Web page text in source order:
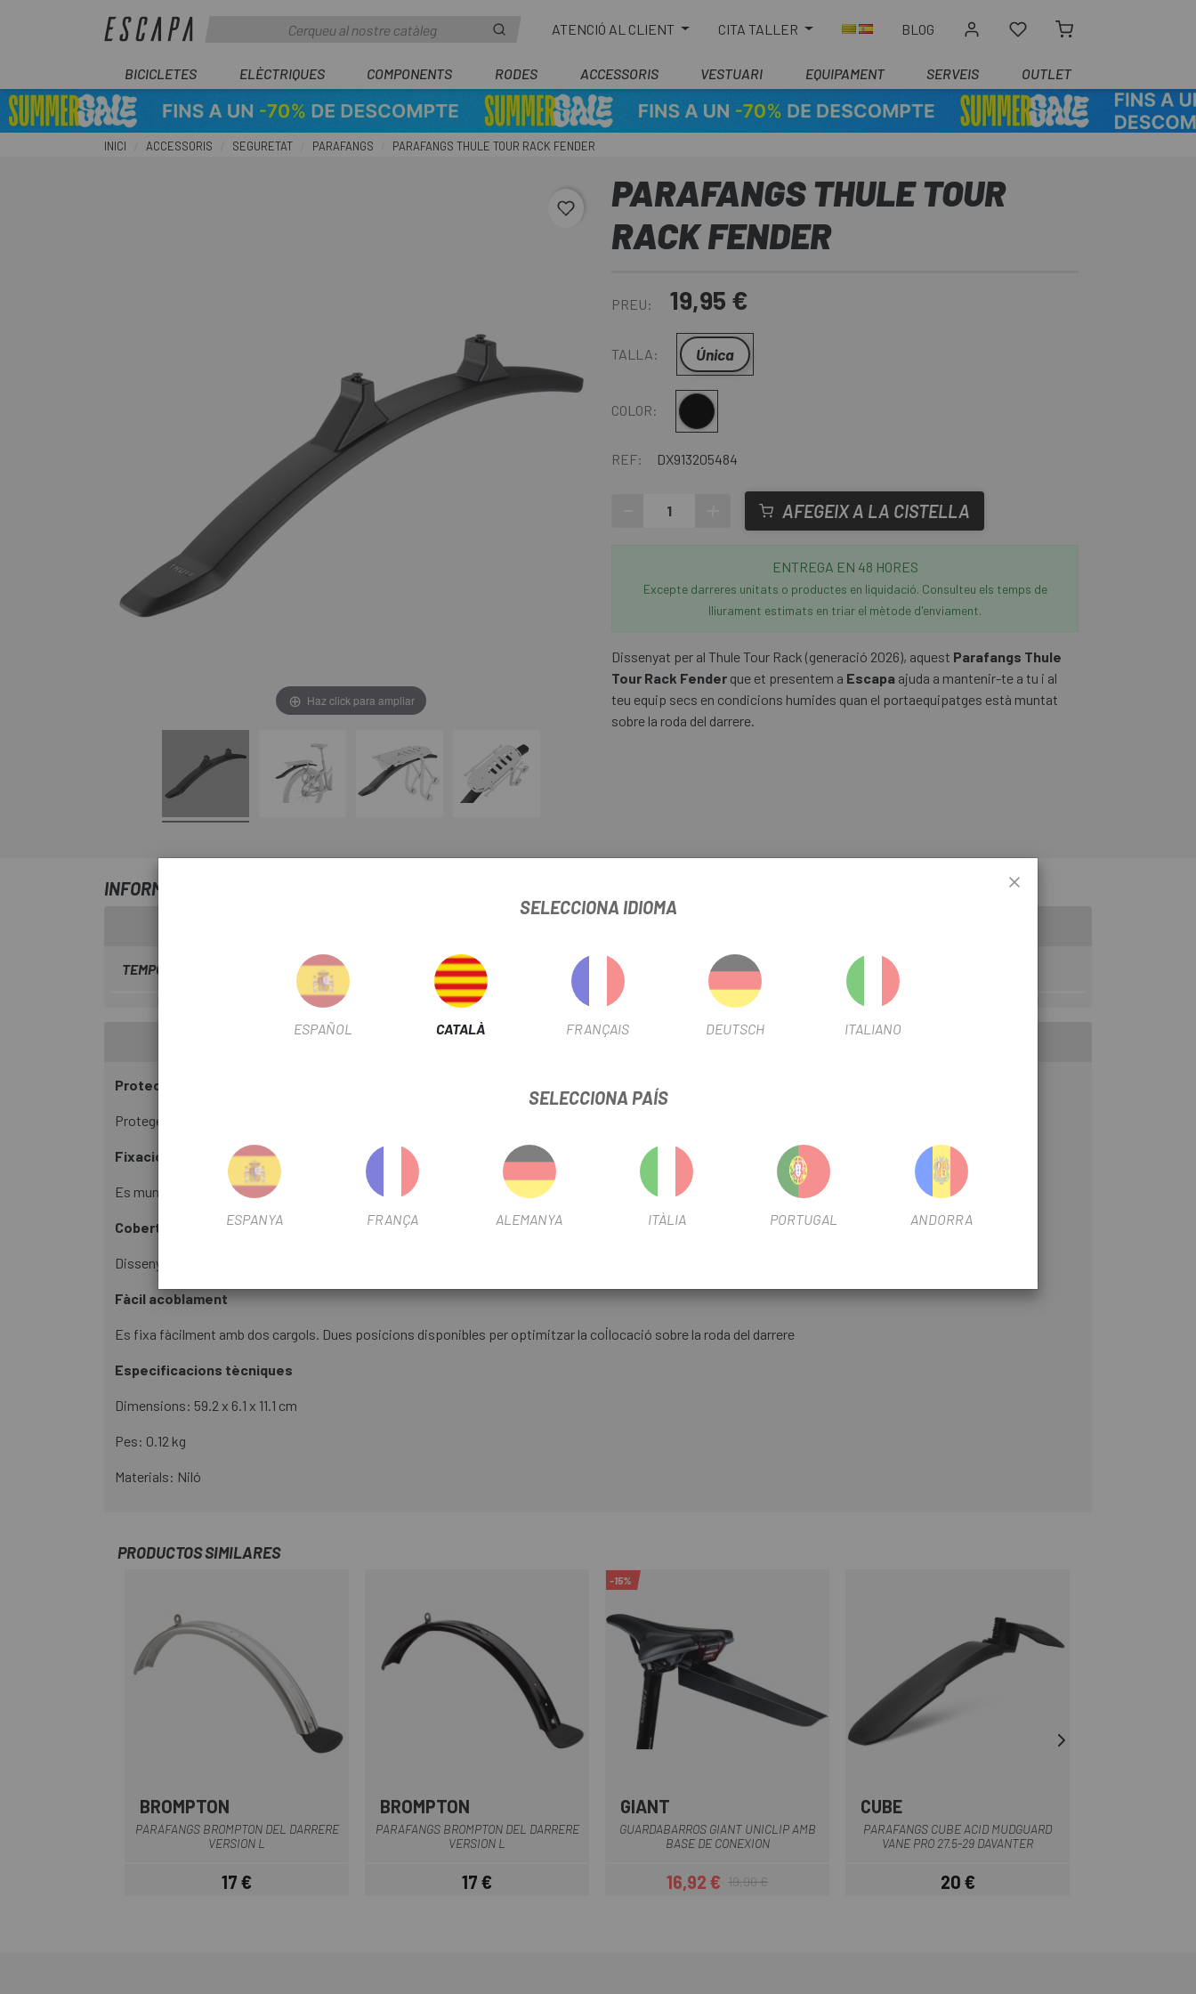
ATENCIÓ AL CLIENT CITA TALLER BLOG
BICICLETES ELÈCTRIQUES COMPONENTS RODES ACCESSORIS VESTUARI EQUIPAMENT SERVEIS OUTLET
INICI ACCESSORIS SEGURETAT PARAFANGS PARAFANGS THULE TOUR RACK FENDER
favorite_border
Haz click para ampliar
PARAFANGS THULE TOUR
RACK FENDER
PREU: 19,95 €
TALLA: Única
COLOR: Negre
REF: DX913205484
AFEGEIX A LA CISTELLA
ENTREGA EN 48 HORES
Excepte darreres unitats o productes en liquidació. Consulteu els temps de
lliurament estimats en triar el mètode d'enviament.
Dissenyat per al Thule Tour Rack (generació 2026), aquest Parafangs Thule
Tour Rack Fender que et presentem a Escapa ajuda a mantenir-te a tu i al
teu equip secs en condicions humides quan el portaequipatges està muntat
sobre la roda del darrere.
INFORMACIÓ SOBRE PARAFANGS THULE TOUR RACK FENDER
TEMPORADA POSICIÓ Darrere
INFORMACIÓ DEL PRODUCTE
Protecció davant de la intempèrie
Protegeix contra la rosada de la carretera i las condicions humides
Fixació segura
Es munta directament al Thule Tour Rack (generació 2026) per a un ajustament perfecte
Cobertura de la roda del darrere
Dissenyat per al seu ús quan el Tour Rack està col·locat sobre la roda del darrere
Fàcil acoblament
Es fixa fàcilment amb dos cargols. Dues posicions disponibles per optimitzar la col·locació sobre la roda del darrere
Especificacions tècniques
Dimensions: 59.2 x 6.1 x 11.1 cm
Pes: 0.12 kg
Materials: Niló
PRODUCTOS SIMILARES
BROMPTON
PARAFANGS BROMPTON DEL DARRERE
VERSION L
Preu
17 €
BROMPTON
PARAFANGS BROMPTON DEL DARRERE
VERSION L
Preu
17 €
-15%
GIANT
GUARDABARROS GIANT UNICLIP AMB
BASE DE CONEXION
Preu
16,92 €Preu regular
19,90 €
CUBE
PARAFANGS CUBE ACID MUDGUARD
VANE PRO 27.5-29 DAVANTER
Preu
20 €
SELECCIONA IDIOMA
ESPAÑOL CATALÀ FRANÇAIS DEUTSCH ITALIANO
SELECCIONA PAÍS
ESPANYA FRANÇA ALEMANYA ITÀLIA PORTUGAL ANDORRA